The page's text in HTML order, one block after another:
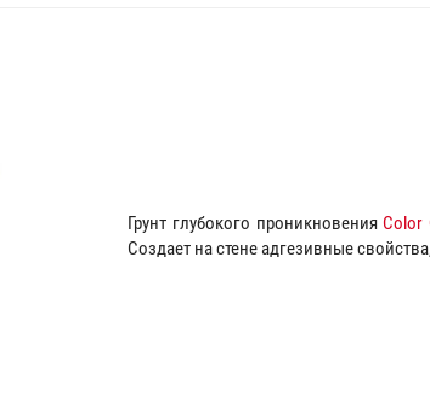
Грунт глубокого проникновенияColor
Создает на стене адгезивные